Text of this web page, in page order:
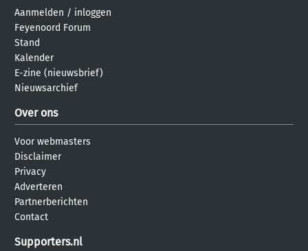
Aanmelden / inloggen
Feyenoord Forum
Stand
Kalender
E-zine (nieuwsbrief)
Nieuwsarchief
Over ons
Voor webmasters
Disclaimer
Privacy
Adverteren
Partnerberichten
Contact
Supporters.nl